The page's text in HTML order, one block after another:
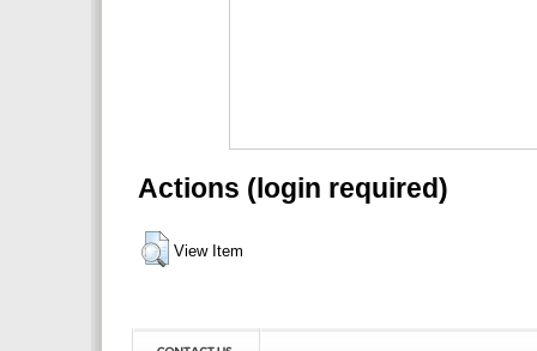
Actions (login required)
View Item